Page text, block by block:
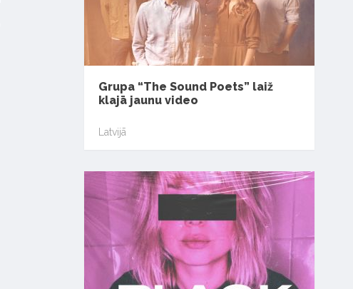
Grupa “The Sound Poets” laiž
klajā jaunu video
Latvijā